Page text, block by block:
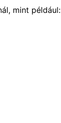
mint például: